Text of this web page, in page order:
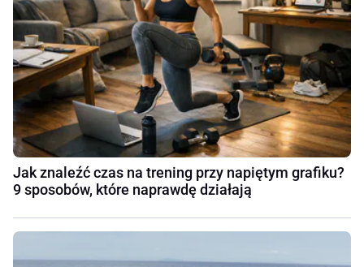
Jak znaleźć czas na trening przy napiętym grafiku?
9 sposobów, które naprawdę działają